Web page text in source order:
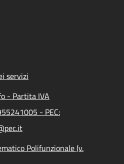
servizi
- Partita IVA
- PEC:
Polifunzionale (v.